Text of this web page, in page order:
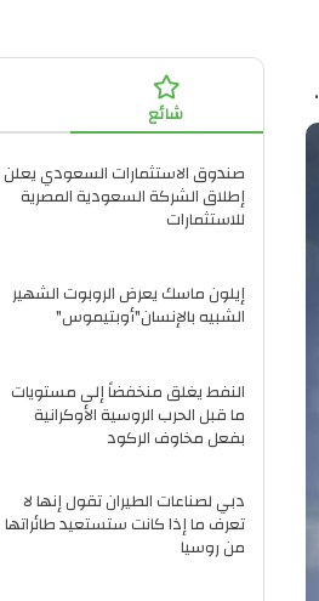
شائع
صندوق الاستثمارات السعودي يعلن
إطلاق الشركة السعودية المصرية
للاستثمارات
إيلون ماسك يعرض الروبوت الشهير
الشبيه بالإنسان"أوبتيموس"
النفط يغلق منخفضاً إلى مستويات
ما قبل الحرب الروسية الأوكرانية
بفعل مخاوف الركود
دبي لصناعات الطيران تقول إنها لا
تعرف ما إذا كانت ستستعيد طائراتها
من روسيا